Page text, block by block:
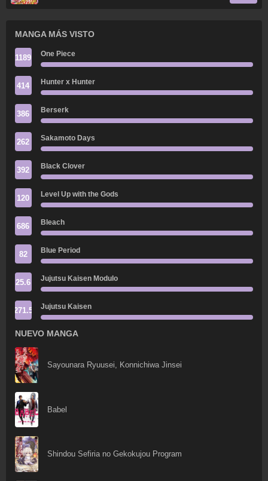
MANGA MÁS VISTO
1189 One Piece
414 Hunter x Hunter
386 Berserk
262 Sakamoto Days
392 Black Clover
120 Level Up with the Gods
686 Bleach
82 Blue Period
25.6 Jujutsu Kaisen Modulo
271.5 Jujutsu Kaisen
NUEVO MANGA
Sayounara Ryuusei, Konnichiwa Jinsei
Babel
Shindou Sefiria no Gekokujou Program